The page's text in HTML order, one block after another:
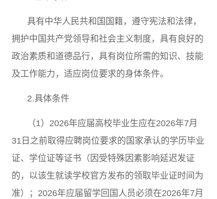
具有中华人民共和国国籍，遵守宪法和法律，
拥护中国共产党领导和社会主义制度，具有良好的
政治素质和道德品行，具有岗位所需的知识、技能
及工作能力，适应岗位要求的身体条件。
2.具体条件
（1） 2026年应届高校毕业生应在2026年7月
31 日之前取得应聘岗位要求的国家承认的学历毕业
证、学位证等证书（因受特殊因素影响延迟发证
的，以该生就读学校官方发布的领取毕业证时间为
准）； 2026年应届留学回国人员必须在2026年7月